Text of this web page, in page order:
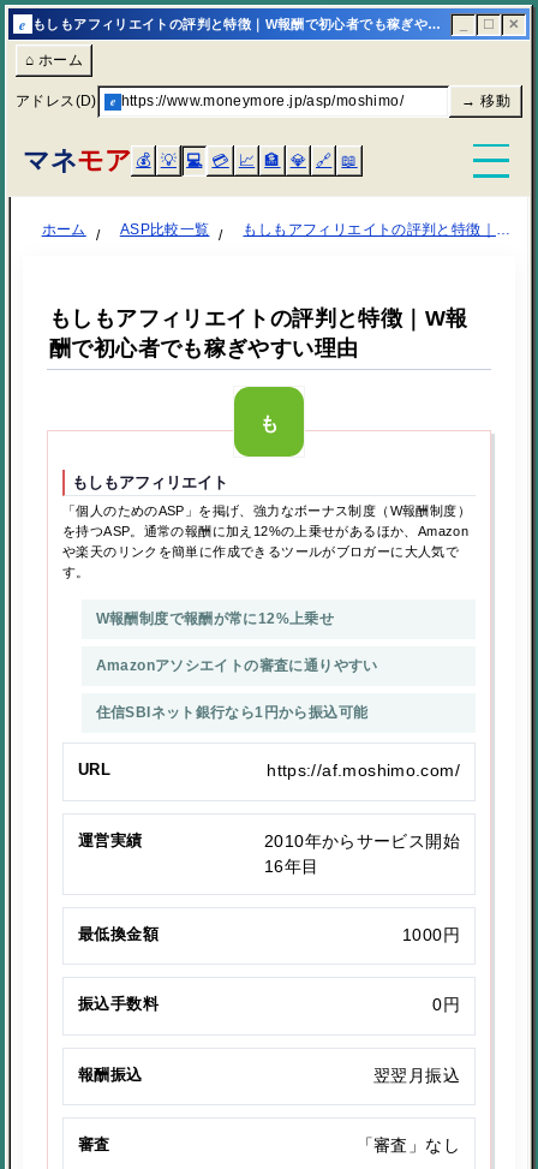
e もしもアフィリエイトの評判と特徴｜W報酬で初心者でも稼ぎやすい理由 ☐ ✕
⌂ ホーム
アドレス(D) e https://www.moneymore.jp/asp/moshimo/ → 移動
マネモア 💰 💡 💻 💳 📈 🏦 💎 🔗 📖
ホーム ASP比較一覧 もしもアフィリエイトの評判と特徴｜W報酬で初心者でも稼ぎやすい理由
もしもアフィリエイトの評判と特徴｜W報
酬で初心者でも稼ぎやすい理由
もしもアフィリエイト
「個人のためのASP」を掲げ、強力なボーナス制度（W報酬制度）
を持つASP。通常の報酬に加え12%の上乗せがあるほか、Amazon
や楽天のリンクを簡単に作成できるツールがブロガーに大人気で
す。
W報酬制度で報酬が常に12%上乗せ
Amazonアソシエイトの審査に通りやすい
住信SBIネット銀行なら1円から振込可能
URL https://af.moshimo.com/
運営実績
2010年からサービス開始
16年目
最低換金額 1000円
振込手数料 0円
報酬振込 翌翌月振込
審査 「審査」なし